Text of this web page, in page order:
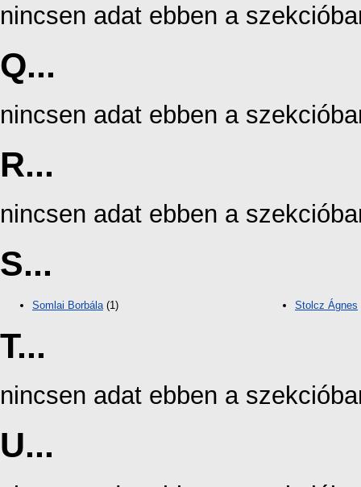
nincsen adat ebben a
Q...
nincsen adat ebben a
R...
nincsen adat ebben a
S...
Somlai Borbála(1) Stolcz Ágnes
T...
nincsen adat ebben a
U...